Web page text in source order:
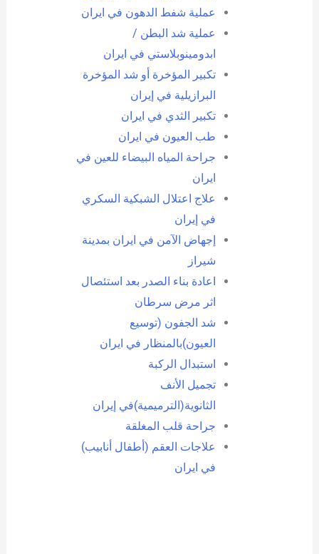
عملية شفط الدهون في ايران
عملية شد البطن /
ابدومينوبلاستي في ايران
تكبير المؤخرة أو شد المؤخرة
البرازيلية في إيران
تكبير الثدي في ايران
طب العيون في ايران
جراحة المياه البيضاء للعين في
ايران
علاج اعتلال الشبكية السكري
في إيران
إجهاض الآمن في ايران بمدينة
شيراز
اعادة بناء الصدر بعد استئصال
اثر مرض سرطان
شد الجفون (توسيع
العيون)بالمنظار في ايران
استبدال الركبة
تجميل الأنف
الثانوية(الترميمية)في إيران
جراحة قلب المغلقة
علاجات العقم (أطفال أنابيب)
في ايران